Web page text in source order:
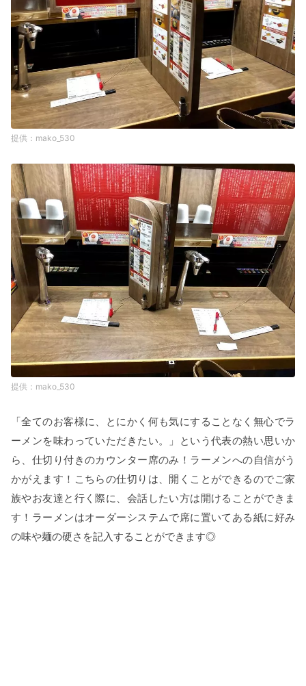
mako_530
mako_530
「全てのお客様に、とにかく何も気にすることなく無心でラ
ーメンを味わっていただきたい。」という代表の熱い思いか
ら、仕切り付きのカウンター席のみ！ラーメンへの自信がう
かがえます！こちらの仕切りは、開くことができるのでご家
族やお友達と行く際に、会話したい方は開けることができま
す！ラーメンはオーダーシステムで席に置いてある紙に好み
の味や麺の硬さを記入することができます◎